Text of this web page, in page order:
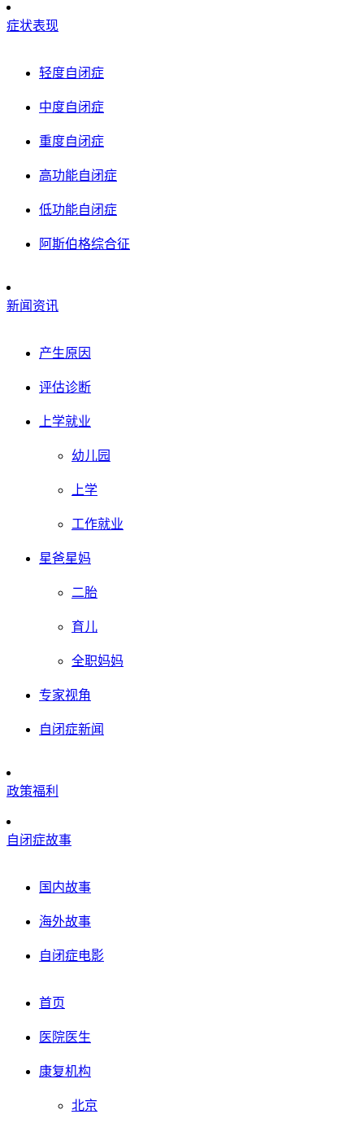
症状表现
轻度自闭症
中度自闭症
重度自闭症
高功能自闭症
低功能自闭症
阿斯伯格综合征
新闻资讯
产生原因
评估诊断
上学就业
幼儿园
上学
工作就业
星爸星妈
二胎
育儿
全职妈妈
专家视角
自闭症新闻
政策福利
自闭症故事
国内故事
海外故事
自闭症电影
首页
医院医生
康复机构
北京